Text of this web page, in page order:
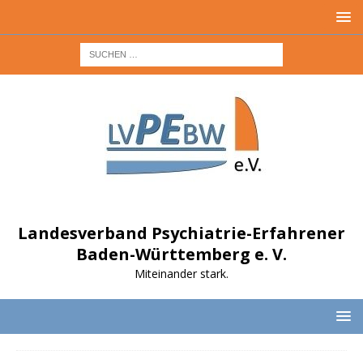
Landesverband Psychiatrie-Erfahrener
Baden-Württemberg e. V.
Miteinander stark.